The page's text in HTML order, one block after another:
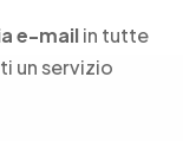
e-mailin tutte
un servizio